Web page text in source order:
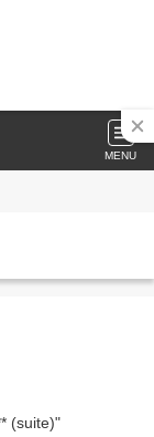
MENU